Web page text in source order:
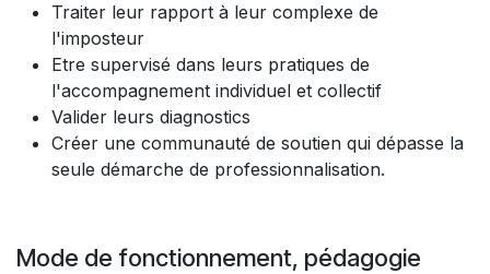
Traiter leur rapport à leur complexe de
l'imposteur
Etre supervisé dans leurs pratiques de
l'accompagnement individuel et collectif
Valider leurs diagnostics
Créer une communauté de soutien qui dépasse la
seule démarche de professionnalisation.
Mode de fonctionnement, pédagogie